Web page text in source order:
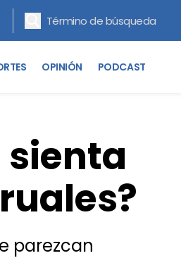
OPINIÓN PODCAST
sienta
parezcan